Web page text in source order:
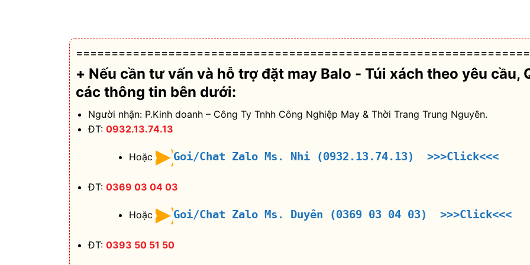
+ Nếu cần tư vấn và hỗ trợ đặt may Balo - Túi xách theo yêu cầu,
các thông tin bên dưới:
Người nhận: P.Kinh doanh – Công Ty Tnhh Công Nghiệp May & Thời Trang Trung Nguyên.
ĐT: 0932.13.74.13
Hoặc Goi/Chat Zalo Ms. Nhi (0932.13.74.13) >>>Click<<<
ĐT: 0369 03 04 03
Hoặc Goi/Chat Zalo Ms. Duyên (0369 03 04 03) >>>Click<<<
ĐT: 0393 50 51 50